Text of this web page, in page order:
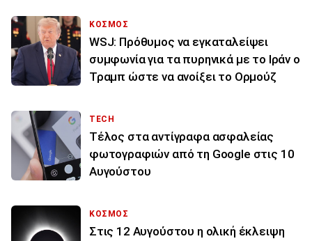
ΚΟΣΜΟΣ
WSJ: Πρόθυμος να εγκαταλείψει
συμφωνία για τα πυρηνικά με το Ιράν ο
Τραμπ ώστε να ανοίξει το Ορμούζ
TECH
Τέλος στα αντίγραφα ασφαλείας
φωτογραφιών από τη Google στις 10
Αυγούστου
ΚΟΣΜΟΣ
Στις 12 Αυγούστου η ολική έκλειψη